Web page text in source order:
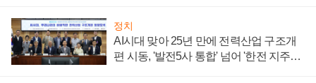
정치
AI시대 맞아 25년 만에 전력산업 구조개
편 시동, '발전5사 통합' 넘어 '한전 지주사'